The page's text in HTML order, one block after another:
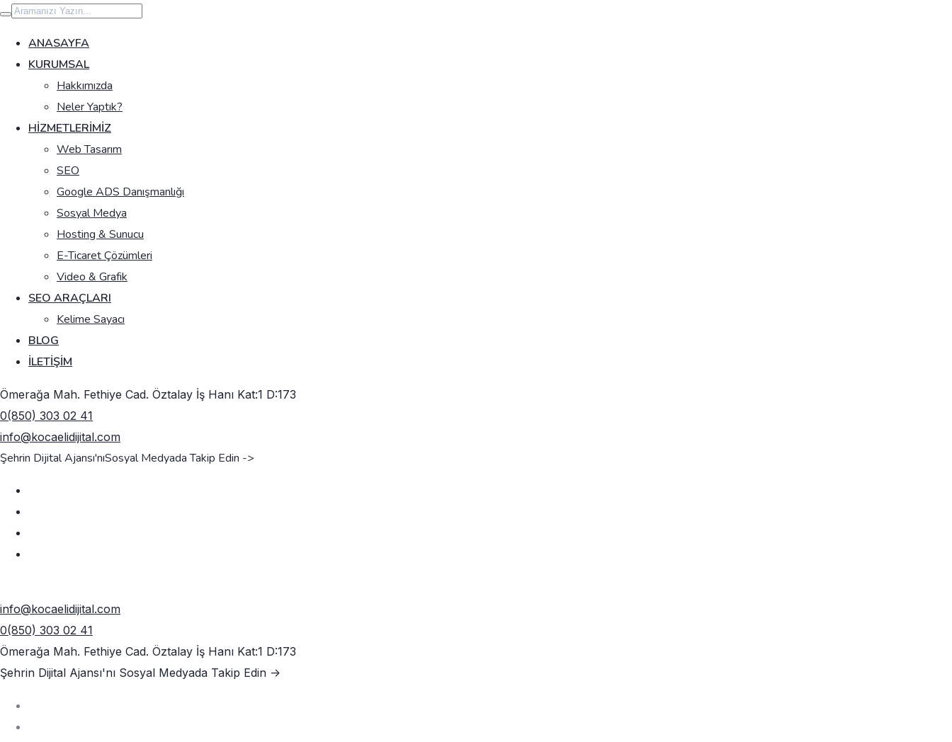
İçeriğe
geç
ANASAYFA
KURUMSAL
Hakkımızda
Neler Yaptık?
HIZMETLERIMIZ
Web Tasarım
SEO
Google ADS Danışmanlığı
Sosyal Medya
Hosting & Sunucu
E-Ticaret Çözümleri
Video & Grafik
SEO ARAÇLARI
Kelime Sayacı
BLOG
İLETIŞIM
Ömerağa Mah. Fethiye Cad. Öztalay İş Hanı Kat:1 D:173
0(850) 303 02 41
info@kocaelidijital.com
Şehrin Dijital Ajansı'nıSosyal Medyada Takip Edin ->
info@kocaelidijital.com
0(850) 303 02 41
Ömerağa Mah. Fethiye Cad. Öztalay İş Hanı Kat:1 D:173
Şehrin Dijital Ajansı'nı Sosyal Medyada Takip Edin ->